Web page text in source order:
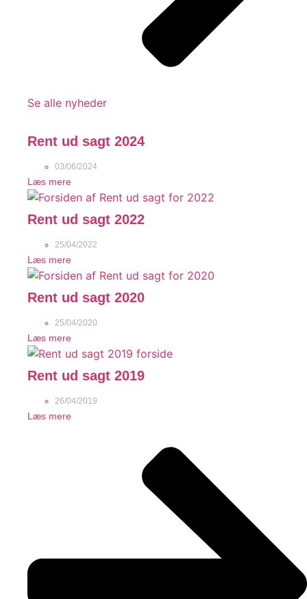
Se alle nyheder
Rent ud sagt 2024
03/06/2024
Læs mere
Rent ud sagt 2022
25/04/2022
Læs mere
Rent ud sagt 2020
25/04/2020
Læs mere
Rent ud sagt 2019
26/04/2019
Læs mere